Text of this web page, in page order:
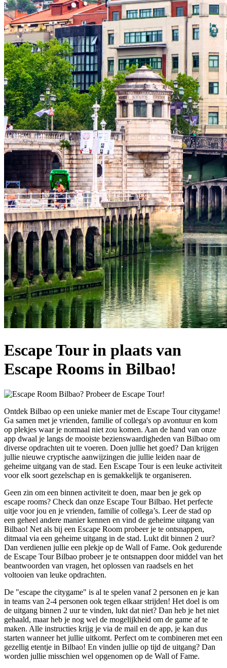
Escape Tour in plaats van
Escape Rooms in Bilbao!
Ontdek Bilbao op een unieke manier met de Escape Tour citygame!
Ga samen met je vrienden, familie of collega's op avontuur en kom
op plekjes waar je normaal niet zou komen. Aan de hand van onze
app dwaal je langs de mooiste bezienswaardigheden van Bilbao om
diverse opdrachten uit te voeren. Doen jullie het goed? Dan krijgen
jullie nieuwe cryptische aanwijzingen die jullie leiden naar de
geheime uitgang van de stad. Een Escape Tour is een leuke activiteit
voor elk soort gezelschap en is gemakkelijk te organiseren.
Geen zin om een binnen activiteit te doen, maar ben je gek op
escape rooms? Check dan onze Escape Tour Bilbao. Het perfecte
uitje voor jou en je vrienden, familie of collega’s. Leer de stad op
een geheel andere manier kennen en vind de geheime uitgang van
Bilbao! Net als bij een Escape Room probeer je te ontsnappen,
ditmaal via een geheime uitgang in de stad. Lukt dit binnen 2 uur?
Dan verdienen jullie een plekje op de Wall of Fame. Ook gedurende
de Escape Tour Bilbao probeer je te ontsnappen door middel van het
beantwoorden van vragen, het oplossen van raadsels en het
voltooien van leuke opdrachten.
De "escape the citygame" is al te spelen vanaf 2 personen en je kan
in teams van 2-4 personen ook tegen elkaar strijden! Het doel is om
de uitgang binnen 2 uur te vinden, lukt dat niet? Dan heb je het niet
gehaald, maar heb je nog wel de mogelijkheid om de game af te
maken. Alle instructies krijg je via de mail en de app, je kan dus
starten wanneer het jullie uitkomt. Perfect om te combineren met een
gezellig etentje in Bilbao! En vinden jullie op tijd de uitgang? Dan
worden jullie misschien wel opgenomen op de Wall of Fame.